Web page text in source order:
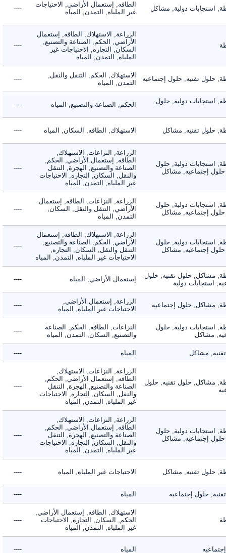
استجابات دولية, مشاكل
الطاقه, إستعمال الأراضي, الاحتياجات
غير الملباه, التمدن, المياه
----
الزراعة, الاستهلاك, الطاقه, إستعمال
الأراضي, الحكم, الصناعة والتصنيع,
السكان, التجاره, الاحتياجات غير
الملباه, التمدن, المياه
----
حلول تقنيه, حلول إجتماعيه
الاستهلاك, الحكم, التنقل والنقل,
التمدن, المياه
----
استجابات دولية, حلول الحكم, الصناعة والتصنيع, المياه ----
حلول تقنيه, مشاكل الاستهلاك, الطاقه, السكان, المياه ----
استجابات دولية, حلول
إجتماعيه, مشاكل
الزراعة, النزاعات, الاستهلاك,
الطاقه, إستعمال الأراضي, الحكم,
الصناعة والتصنيع, الهجرة, التنقل
والنقل, السكان, التجاره, الاحتياجات
غير الملباه, التمدن, المياه
----
استجابات دولية, حلول
إجتماعيه, مشاكل
الزراعة, النزاعات, الطاقه, إستعمال
الأراضي, التنقل والنقل, السكان,
التمدن, المياه
----
استجابات دولية, حلول
إجتماعيه, مشاكل
الزراعة, الاستهلاك, الطاقه, إستعمال
الأراضي, الحكم, الصناعة والتصنيع,
التنقل والنقل, السكان, التجاره,
الاحتياجات غير الملباه, التمدن, المياه
----
مشاكل, حلول تقنيه, حلول
استجابات دولية
إستعمال الأراضي, المياه ----
مشاكل, حلول إجتماعيه
الزراعة, إستعمال الأراضي,
الاحتياجات غير الملباه, المياه
----
استجابات دولية, حلول
مشاكل
النزاعات, الطاقه, الحكم, الصناعة
والتصنيع, السكان, التمدن, المياه
----
مشاكل المياه ----
مشاكل, حلول تقنيه, حلول
الزراعة, النزاعات, الاستهلاك,
الطاقه, إستعمال الأراضي, الحكم,
الصناعة والتصنيع, الهجرة, التنقل
والنقل, السكان, التجاره, الاحتياجات
غير الملباه, التمدن, المياه
----
استجابات دولية, حلول
إجتماعيه, مشاكل
الزراعة, النزاعات, الاستهلاك,
الطاقه, إستعمال الأراضي, الحكم,
الصناعة والتصنيع, الهجرة, التنقل
والنقل, السكان, التجاره, الاحتياجات
غير الملباه, التمدن, المياه
----
حلول تقنيه, مشاكل الاحتياجات غير الملباه, المياه ----
حلول إجتماعيه المياه ----
الاستهلاك, الطاقه, إستعمال الأراضي,
الحكم, السكان, التجاره, الاحتياجات
غير الملباه, التمدن, المياه
----
المياه ----